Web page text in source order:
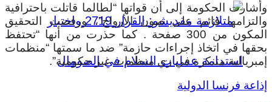
وأشارت الحكومة إلى أن قواتها “لطالما قاتلت باحترافية
والتزامها قائم على صون الأرواح”، ورفضت التحقيق
المكون من 300 صفحة . كما حذرت من أنها “تحتفظ
بحقها في اتخاذ إجراءات حازمة” ضد ما سمتها “منظمات
إمبريالية متنكرة في زي منظمات غير حكومية”.
إذاعة فرنسا الدولية